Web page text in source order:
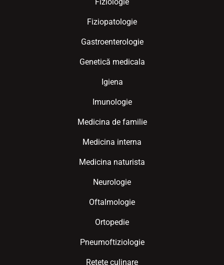
Fiziopatologie
Gastroenterologie
Genetică medicala
Igiena
Imunologie
Medicina de familie
Medicina interna
Medicina naturista
Neurologie
Oftalmologie
Ortopedie
Pneumoftiziologie
Retete culinare